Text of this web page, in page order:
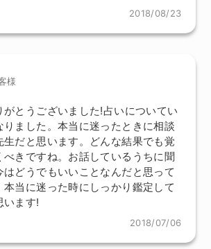
2018/08/23
様
がとうございました!占いについてい
りました。本当に迷ったときに相談
生だと思います。どんな結果でも覚
べきですね。お話しているうちに聞
はどうでもいいことなんだと思って
本当に迷った時にしっかり鑑定して
います!
2018/07/06